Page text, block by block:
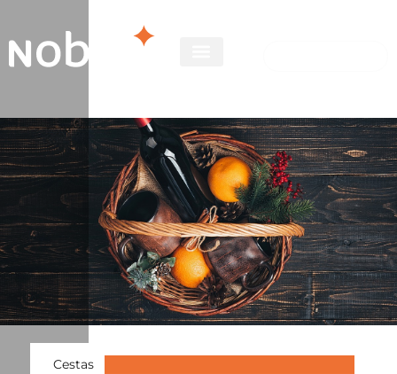
Cestas